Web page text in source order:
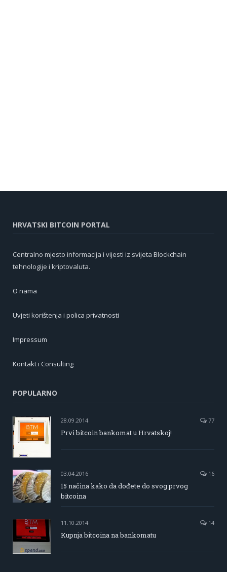
HRVATSKI BITCOIN PORTAL
Centralno mjesto informacija i vijesti iz svijeta Blockchain
tehnologije i kriptovaluta.
O nama
Uvjeti korištenja i polica privatnosti
Impressum
Kontakt i Consulting
POPULARNO
28.09.2014 77
Prvi bitcoin bankomat u Hrvatskoj!
03.04.2016 16
15 načina kako da dođete do svog prvog
bitcoina
11.10.2014 14
Kupnja bitcoina na bankomatu